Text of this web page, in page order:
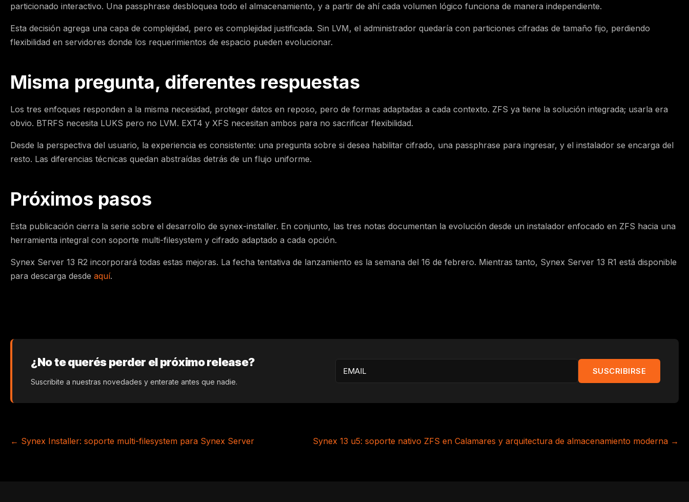
particionado interactivo. Una passphrase desbloquea todo el almacenamiento, y a partir de ahí cada volumen lógico funciona de manera independiente.
Esta decisión agrega una capa de complejidad, pero es complejidad justificada. Sin LVM, el administrador quedaría con particiones cifradas de tamaño fijo, perdiendo
flexibilidad en servidores donde los requerimientos de espacio pueden evolucionar.
Misma pregunta, diferentes respuestas
Los tres enfoques responden a la misma necesidad, proteger datos en reposo, pero de formas adaptadas a cada contexto. ZFS ya tiene la solución integrada; usarla era
obvio. BTRFS necesita LUKS pero no LVM. EXT4 y XFS necesitan ambos para no sacrificar flexibilidad.
Desde la perspectiva del usuario, la experiencia es consistente: una pregunta sobre si desea habilitar cifrado, una passphrase para ingresar, y el instalador se encarga del
resto. Las diferencias técnicas quedan abstraídas detrás de un flujo uniforme.
Próximos pasos
Esta publicación cierra la serie sobre el desarrollo de synex-installer. En conjunto, las tres notas documentan la evolución desde un instalador enfocado en ZFS hacia una
herramienta integral con soporte multi-filesystem y cifrado adaptado a cada opción.
Synex Server 13 R2 incorporará todas estas mejoras. La fecha tentativa de lanzamiento es la semana del 16 de febrero. Mientras tanto, Synex Server 13 R1 está disponible
para descarga desde aquí.
¿No te querés perder el próximo release?
Suscribite a nuestras novedades y enterate antes que nadie.
← Synex Installer: soporte multi-filesystem para Synex Server Synex 13 u5: soporte nativo ZFS en Calamares y arquitectura de almacenamiento moderna →